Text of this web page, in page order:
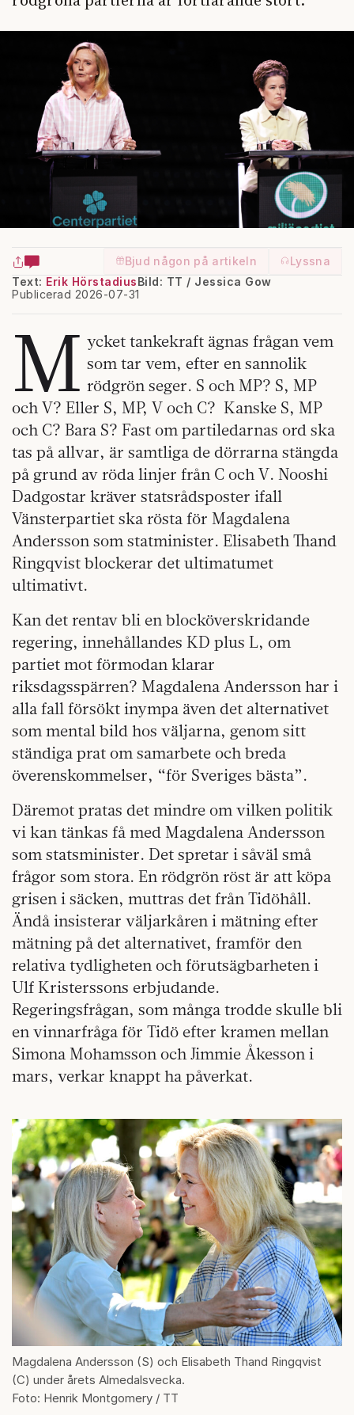
Bjud någon på artikeln
Lyssna
Text: Erik Hörstadius
Publicerad 2026-07-31
Bild: TT / Jessica Gow
M ycket tankekraft ägnas frågan vem
som tar vem, efter en sannolik
rödgrön seger. S och MP? S, MP
och V? Eller S, MP, V och C? Kanske S, MP
och C? Bara S? Fast om partiledarnas ord ska
tas på allvar, är samtliga de dörrarna stängda
på grund av röda linjer från C och V. Nooshi
Dadgostar kräver statsrådsposter ifall
Vänsterpartiet ska rösta för Magdalena
Andersson som statminister. Elisabeth Thand
Ringqvist blockerar det ultimatumet
ultimativt.
Kan det rentav bli en blocköverskridande
regering, innehållandes KD plus L, om
partiet mot förmodan klarar
riksdagsspärren? Magdalena Andersson har i
alla fall försökt inympa även det alternativet
som mental bild hos väljarna, genom sitt
ständiga prat om samarbete och breda
överenskommelser, “för Sveriges bästa”.
Däremot pratas det mindre om vilken politik
vi kan tänkas få med Magdalena Andersson
som statsminister. Det spretar i såväl små
frågor som stora. En rödgrön röst är att köpa
grisen i säcken, muttras det från Tidöhåll.
Ändå insisterar väljarkåren i mätning efter
mätning på det alternativet, framför den
relativa tydligheten och förutsägbarheten i
Ulf Kristerssons erbjudande.
Regeringsfrågan, som många trodde skulle bli
en vinnarfråga för Tidö efter kramen mellan
Simona Mohamsson och Jimmie Åkesson i
mars, verkar knappt ha påverkat.
Magdalena Andersson (S) och Elisabeth Thand Ringqvist
(C) under årets Almedalsvecka.
Foto: Henrik Montgomery / TT